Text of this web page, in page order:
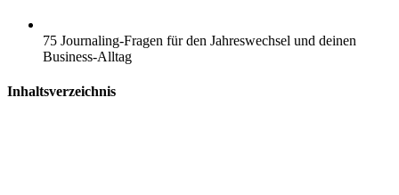
75 Journaling-Fragen für den Jahreswechsel und deinen
Business-Alltag
Inhaltsverzeichnis